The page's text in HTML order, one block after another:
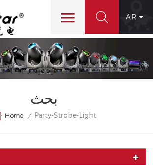
AR
بحث
Home / Party-Strobe-Light